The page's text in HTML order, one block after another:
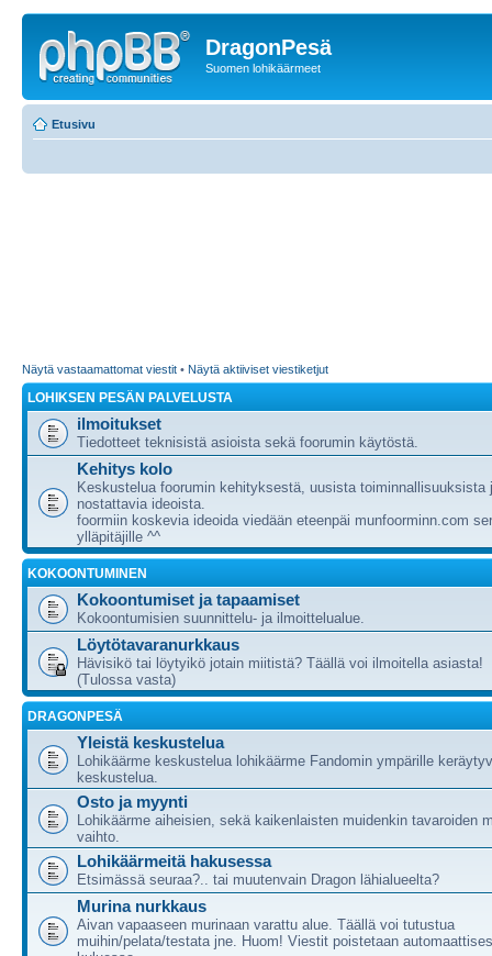
DragonPesä
Suomen lohikäärmeet
Etusivu
Näytä vastaamattomat viestit • Näytä aktiiviset viestiketjut
LOHIKSEN PESÄN PALVELUSTA
ilmoitukset
Tiedotteet teknisistä asioista sekä foorumin käytöstä.
Kehitys kolo
Keskustelua foorumin kehityksestä, uusista toiminnallisuuksista
nostattavia ideoista.
foormiin koskevia ideoida viedään eteenpäi munfoorminn.com
ylläpitäjille ^^
KOKOONTUMINEN
Kokoontumiset ja tapaamiset
Kokoontumisien suunnittelu- ja ilmoittelualue.
Löytötavaranurkkaus
Hävisikö tai löytyikö jotain miitistä? Täällä voi ilmoitella asiasta!
(Tulossa vasta)
DRAGONPESÄ
Yleistä keskustelua
Lohikäärme keskustelua lohikäärme Fandomin ympärille
keskustelua.
Osto ja myynti
Lohikäärme aiheisien, sekä kaikenlaisten muidenkin tavaroiden
vaihto.
Lohikäärmeitä hakusessa
Etsimässä seuraa?.. tai muutenvain Dragon lähialueelta?
Murina nurkkaus
Aivan vapaaseen murinaan varattu alue. Täällä voi tutustua
muihin/pelata/testata jne. Huom! Viestit poistetaan